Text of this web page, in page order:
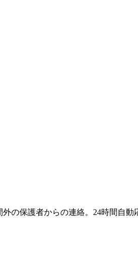
の保護者からの連絡。 24時間自動